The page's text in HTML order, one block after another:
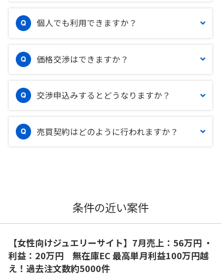
個人でも利用できますか？
価格交渉はできますか？
交渉申込みするとどうなりますか？
売買契約はどのように行われますか？
条件の近い案件
【女性向けジュエリーサイト】7月売上：56万円 ・
利益：20万円 無在庫EC 最高単月利益100万円越
え！過去注文数約5000件